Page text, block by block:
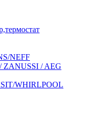
NEFF
/ AEG
WHIRLPOOL